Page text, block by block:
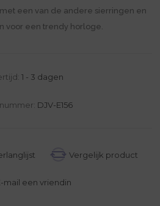
een van de andere sierringen en
voor een trendy horloge.
1 - 3 dagen
DJV-E156